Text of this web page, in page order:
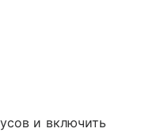
и включить